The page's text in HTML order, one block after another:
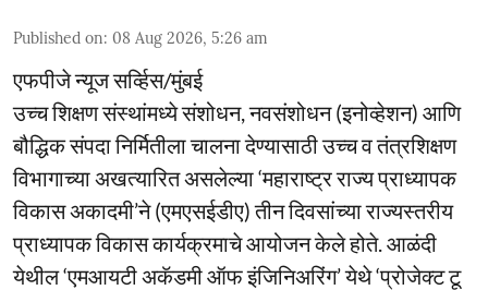
Published on: 08 Aug 2026, 5:26 am
एफपीजे न्यूज सर्व्हिस/मुंबई
उच्च शिक्षण संस्थांमध्ये संशोधन, नवसंशोधन (इनोव्हेशन) आणि
बौद्धिक संपदा निर्मितीला चालना देण्यासाठी उच्च व तंत्रशिक्षण
विभागाच्या अखत्यारित असलेल्या ‘महाराष्ट्र राज्य प्राध्यापक
विकास अकादमी’ने (एमएसईडीए) तीन दिवसांच्या राज्यस्तरीय
प्राध्यापक विकास कार्यक्रमाचे आयोजन केले होते. आळंदी
येथील ‘एमआयटी अकॅडमी ऑफ इंजिनिअरिंग’ येथे ‘प्रोजेक्ट टू